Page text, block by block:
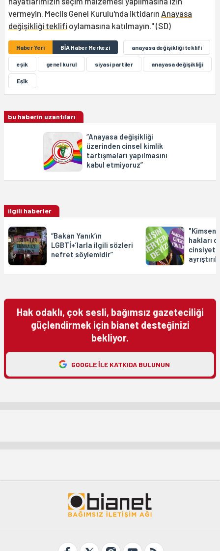
vermeyin. Meclis Genel Kurulu'nda iktidarın Anayasa
değişikliği teklifi oylamasına katılmayın." (SD)
Haber Yeri BİA Haber Merkezi anayasa değişikliği teklifi
eşik genel kurul siyasi partiler anayasa değişikliği
Eşîk
bu haberin uzantıları
“Anayasa değişikliği
üzerinden cinsel kimlik
tartışmaları yapılmasını
kabul etmiyoruz”
ilgili haberler
“Bakan Yanık’ın
LGBTİ+’larla ilgili sözleri
nefret söylemidir”
hakları
cinsiyet
Hak odaklı, çok sesli, bağımsız gazeteciliği
güçlendirmek için bianet desteğinizi
bekliyor.
GOOGLE ILE KATKIDA BULUNUN